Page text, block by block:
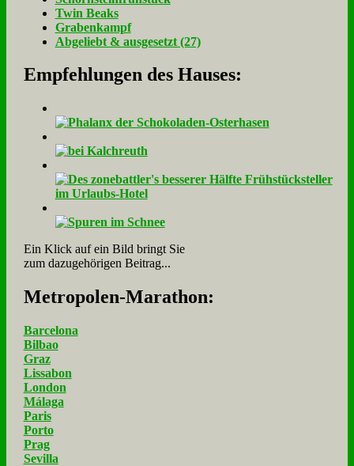
Twin Beaks
Gra­ben­kampf
Ab­ge­liebt & aus­ge­setzt (27)
Empfehlungen des Hauses:
Ein Klick auf ein Bild bringt Sie
zum dazugehörigen Beitrag...
Me­tro­po­len-Ma­ra­thon:
Barcelona
Bilbao
Graz
Lissabon
London
Málaga
Paris
Porto
Prag
Sevilla